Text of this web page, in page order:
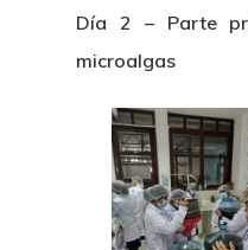
Día 2 – Parte
microalgas